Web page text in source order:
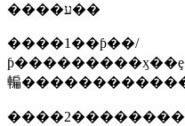
����ע��
����1��ƥ��/
䡢